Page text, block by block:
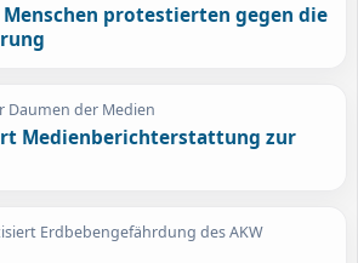
Menschen protestierten gegen die
Daumen der Medien
Medienberichterstattung zur
Erdbebengefährdung des AKW